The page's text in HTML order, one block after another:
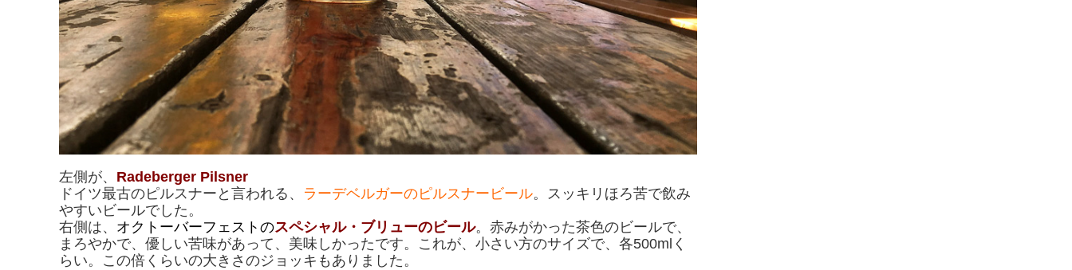
左側が、 Radeberger Pilsner
ドイツ最古のピルスナーと言われる、 ラーデベルガーのピルスナービール。スッキリほろ苦で飲み
やすいビールでした。
右側は、 オクトーバーフェストのスペシャル・ブリューのビール。赤みがかった茶色のビールで、
まろやかで、優しい苦味があって、美味しかったです。これが、小さい方のサイズで、各500mlく
らい。この倍くらいの大きさのジョッキもありました。